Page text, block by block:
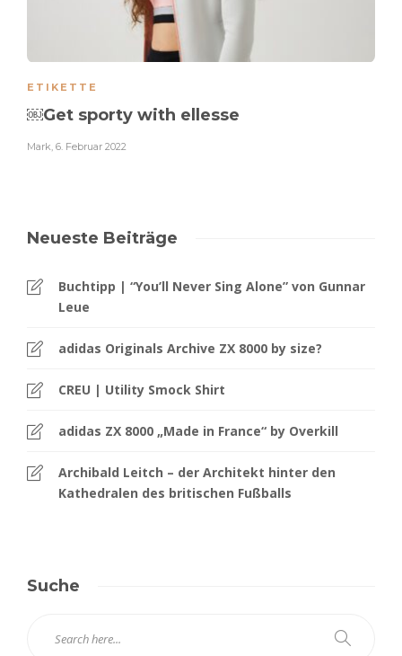
ETIKETTE
￼Get sporty with ellesse
Mark, 6. Februar 2022
Neueste Beiträge
Buchtipp | “You’ll Never Sing Alone” von Gunnar
Leue
adidas Originals Archive ZX 8000 by size?
CREU | Utility Smock Shirt
adidas ZX 8000 „Made in France“ by Overkill
Archibald Leitch – der Architekt hinter den
Kathedralen des britischen Fußballs
Suche